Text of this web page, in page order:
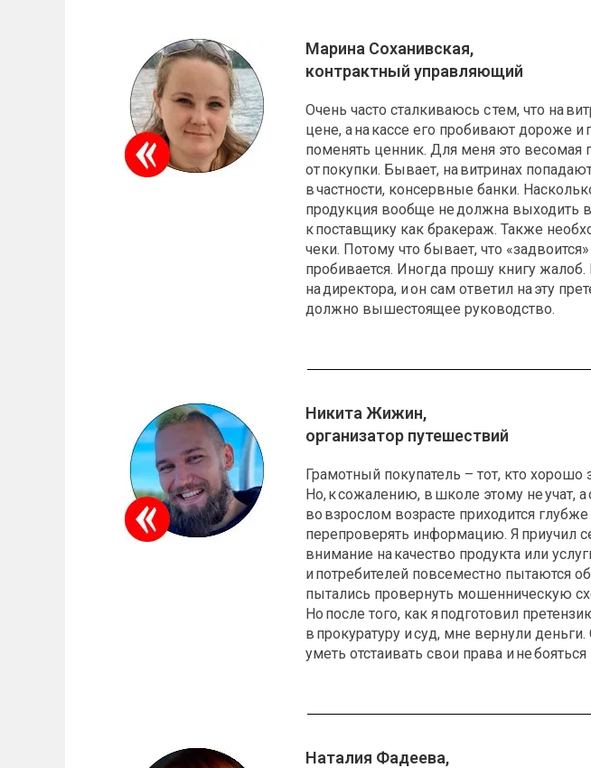
Марина Соханивская,
контрактный управляющий
Очень часто сталкиваюсь с тем, что на
цене, а на кассе его пробивают дороже и
поменять ценник. Для меня это весомая
от покупки. Бывает, на витринах
в частности, консервные банки.
продукция вообще не должна выходить
к поставщику как бракераж. Также
чеки. Потому что бывает, что
пробивается. Иногда прошу книгу
на директора, и он сам ответил на эту
должно вышестоящее руководство.
Никита Жижин,
организатор путешествий
Грамотный покупатель – тот, кто хорошо
Но, к сожалению, в школе этому не учат,
во взрослом возрасте приходится
перепроверять информацию. Я приучил
внимание на качество продукта или
и потребителей повсеместно пытаются
пытались провернуть мошенническую
Но после того, как я подготовил
в прокуратуру и суд, мне вернули
уметь отстаивать свои права и не бояться
Наталия Фадеева,